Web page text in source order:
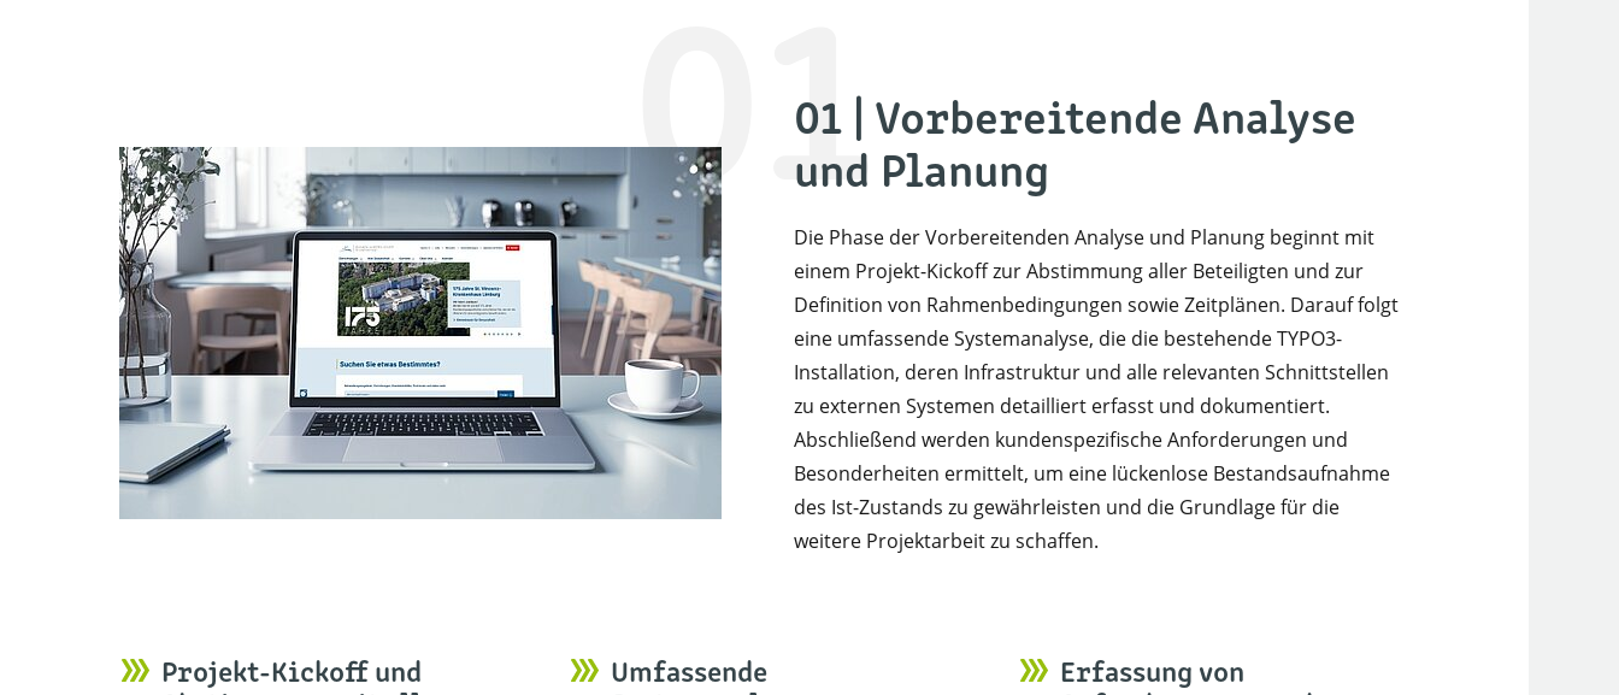
0101 | Vorbereitende Analyse
und Planung
Die Phase der Vorbereitenden Analyse und Planung beginnt mit
einem Projekt-Kickoff zur Abstimmung aller Beteiligten und zur
Definition von Rahmenbedingungen sowie Zeitplänen. Darauf folgt
eine umfassende Systemanalyse, die die bestehende TYPO3-
Installation, deren Infrastruktur und alle relevanten Schnittstellen
zu externen Systemen detailliert erfasst und dokumentiert.
Abschließend werden kundenspezifische Anforderungen und
Besonderheiten ermittelt, um eine lückenlose Bestandsaufnahme
des Ist-Zustands zu gewährleisten und die Grundlage für die
weitere Projektarbeit zu schaffen.
Projekt-Kickoff und
Umfassende
Erfassung von